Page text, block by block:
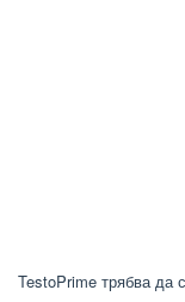
TestoPrime трябва да